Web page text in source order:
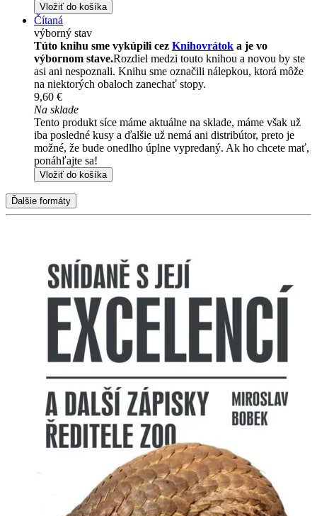
Vložiť do košíka
Čítaná
výborný stav
Túto knihu sme vykúpili cez Knihovrátok a je vo
výbornom stave.Rozdiel medzi touto knihou a novou by ste
asi ani nespoznali. Knihu sme označili nálepkou, ktorá môže
na niektorých obaloch zanechať stopy.
9,60 €
Na sklade
Tento produkt síce máme aktuálne na sklade, máme však už
iba posledné kusy a ďalšie už nemá ani distribútor, preto je
možné, že bude onedlho úplne vypredaný. Ak ho chcete mať,
ponáhľajte sa!
Vložiť do košíka
Ďalšie formáty